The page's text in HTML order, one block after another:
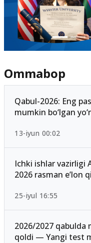
Ommabop
Qabul-2026: Eng
mumkin bo‘lgan
13-iyun 00:02
Ichki ishlar vazirligi
2026 rasman e’lon
25-iyul 16:55
2026/2027 qabulda
qoldi — Yangi test